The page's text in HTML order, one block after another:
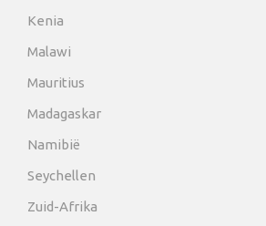
Kenia
Malawi
Mauritius
Madagaskar
Namibië
Seychellen
Zuid-Afrika